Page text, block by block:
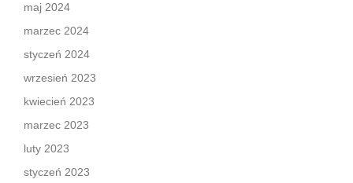
maj 2024
marzec 2024
styczeń 2024
wrzesień 2023
kwiecień 2023
marzec 2023
luty 2023
styczeń 2023